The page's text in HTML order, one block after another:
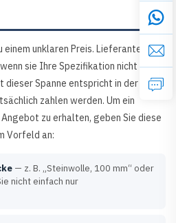
unklaren Preis. Lieferanten
sie Ihre Spezifikation nicht
dieser Spanne entspricht in der Regel
zahlen werden. Um ein
zu erhalten, geben Sie diese
Vorfeld an:
— z. B. „Steinwolle, 100 mm“ oder
nicht einfach nur